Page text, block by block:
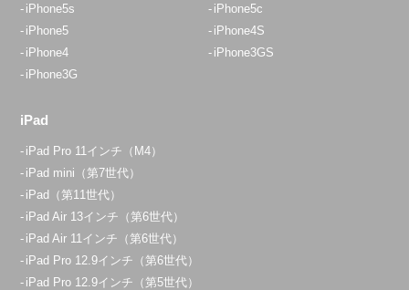
iPhone5s
iPhone5c
iPhone5
iPhone4S
iPhone4
iPhone3GS
iPhone3G
iPad
iPad Pro 11インチ（M4）
iPad mini（第7世代）
iPad（第11世代）
iPad Air 13インチ（第6世代）
iPad Air 11インチ（第6世代）
iPad Pro 12.9インチ（第6世代）
iPad Pro 12.9インチ（第5世代）